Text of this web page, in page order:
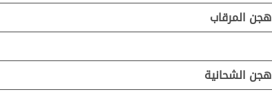
هجن المرقاب
هجن الشحانية